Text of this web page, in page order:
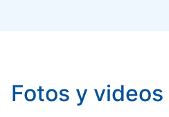
Fotos y videos